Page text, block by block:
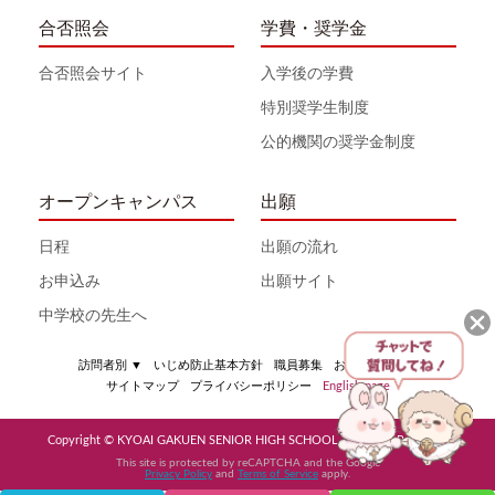
合否照会
合否照会サイト
学費・奨学金
入学後の学費
特別奨学生制度
公的機関の奨学金制度
オープンキャンパス
日程
お申込み
中学校の先生へ
出願
出願の流れ
出願サイト
訪問者別 ▼ いじめ防止基本方針 職員募集
お問い合わせ
サイトマップ
プライバシーポリシー English page
Copyright © KYOAI GAKUEN SENIOR HIGH SCHOOL All Rights Reserved
This site is protected by reCAPTCHA and the Google
Privacy Policy and Terms of Service apply.